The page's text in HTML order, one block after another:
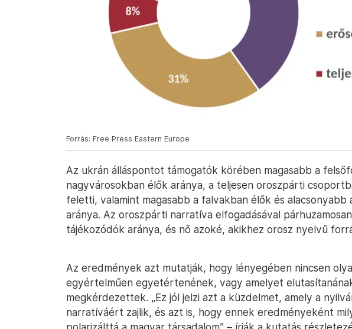
Forrás: Free Press Eastern Europe
Az ukrán álláspontot támogatók körében magasabb a
nagyvárosokban élők aránya, a teljesen oroszpárti
feletti, valamint magasabb a falvakban élők és alacsonyabb
aránya. Az oroszpárti narratíva elfogadásával
tájékozódók aránya, és nő azoké, akikhez orosz nyelvű
Az eredmények azt mutatják, hogy lényegében nincsen
egyértelműen egyetértenének, vagy amelyet
megkérdezettek. „Ez jól jelzi azt a küzdelmet, amely a
narratíváért zajlik, és azt is, hogy ennek eredményeként